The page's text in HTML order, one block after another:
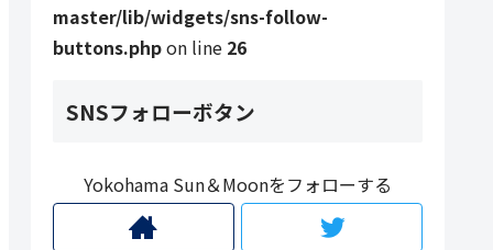
master/lib/widgets/sns-follow-
buttons.phpon line 26
SNSフォローボタン
Yokohama Sun＆Moonをフォローする